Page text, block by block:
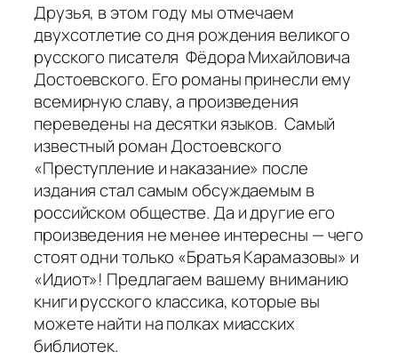
Друзья, в этом году мы отмечаем
двухсотлетие со дня рождения великого
русского писателя Фёдора Михайловича
Достоевского. Его романы принесли ему
всемирную славу, а произведения
переведены на десятки языков. Самый
известный роман Достоевского
«Преступление и наказание» после
издания стал самым обсуждаемым в
российском обществе. Да и другие его
произведения не менее интересны — чего
стоят одни только «Братья Карамазовы» и
«Идиот»! Предлагаем вашему вниманию
книги русского классика, которые вы
можете найти на полках миасских
библиотек.